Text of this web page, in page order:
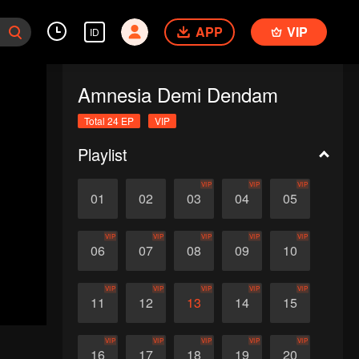
ID APP VIP
Amnesia Demi Dendam
Total 24 EP VIP
Playlist
01 02 03
VIP
04
VIP
05
VIP
06
VIP
07
VIP
08
VIP
09
VIP
10
VIP
11
VIP
12
VIP
13
VIP
14
VIP
15
VIP
16
VIP
17
VIP
18
VIP
19
VIP
20
VIP